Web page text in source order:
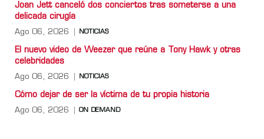
Joan Jett canceló dos conciertos tras someterse a una
delicada cirugía
Ago 06, 2026 NOTICIAS
El nuevo video de Weezer que reúne a Tony Hawk y otras
celebridades
Ago 06, 2026 NOTICIAS
Cómo dejar de ser la víctima de tu propia historia
Ago 06, 2026 ON DEMAND